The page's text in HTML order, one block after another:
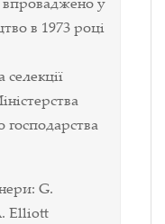
в 1973 році
господарства
G.
Elliott